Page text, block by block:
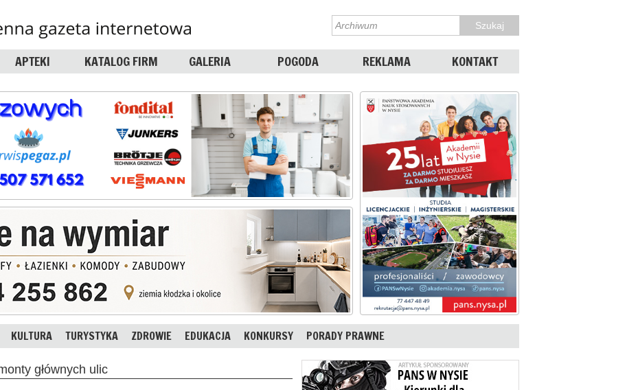
APTEKI KATALOG FIRM GALERIA POGODA REKLAMA KONTAKT
KULTURA TURYSTYKA ZDROWIE EDUKACJA KONKURSY PORADY PRAWNE
głównych ulic